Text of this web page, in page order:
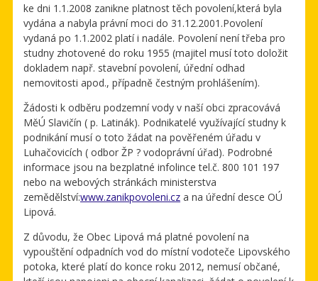
ke dni 1.1.2008 zanikne platnost těch povolení,která byla
vydána a nabyla právní moci do 31.12.2001.Povolení
vydaná po 1.1.2002 platí i nadále. Povolení není třeba pro
studny zhotovené do roku 1955 (majitel musí toto doložit
dokladem např. stavební povolení, úřední odhad
nemovitosti apod., případně čestným prohlášením).
Žádosti k odběru podzemní vody v naší obci zpracovává
MěÚ Slavičín ( p. Latinák). Podnikatelé využívající studny k
podnikání musí o toto žádat na pověřeném úřadu v
Luhačovicích ( odbor ŽP ? vodoprávní úřad). Podrobné
informace jsou na bezplatné infolince tel.č. 800 101 197
nebo na webových stránkách ministerstva
zemědělství:www.zanikpovoleni.cz a na úřední desce OÚ
Lipová.
Z důvodu, že Obec Lipová má platné povolení na
vypouštění odpadních vod do místní vodoteče Lipovského
potoka, které platí do konce roku 2012, nemusí občané,